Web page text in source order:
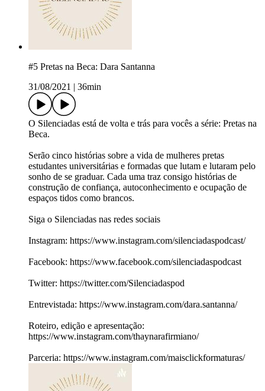
#5 Pretas na Beca: Dara Santanna
31/08/2021
36min
O Silenciadas está de volta e trás para vocês a série: Pretas na
Beca.
Serão cinco histórias sobre a vida de mulheres pretas
estudantes universitárias e formadas que lutam e lutaram pelo
sonho de se graduar. Cada uma traz consigo histórias de
construção de confiança, autoconhecimento e ocupação de
espaços tidos como brancos.
Siga o Silenciadas nas redes sociais
Instagram: https://www.instagram.com/silenciadaspodcast/
Facebook: https://www.facebook.com/silenciadaspodcast
Twitter: https://twitter.com/Silenciadaspod
Entrevistada: https://www.instagram.com/dara.santanna/
Roteiro, edição e apresentação:
https://www.instagram.com/thaynarafirmiano/
Parceria: https://www.instagram.com/maisclickformaturas/